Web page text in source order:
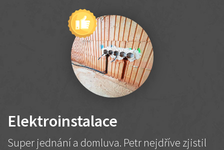
Elektroinstalace
Super jednání a domluva. Petr nejdříve zjistil